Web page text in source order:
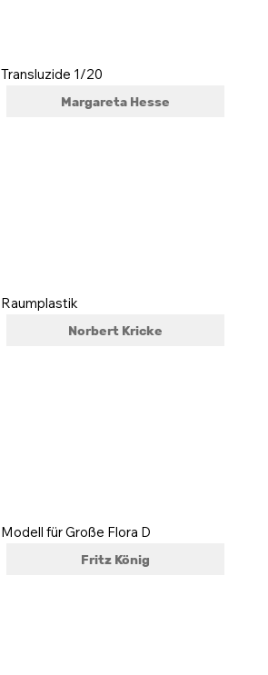
Transluzide 1/20
Margareta Hesse
Raumplastik
Norbert Kricke
Modell für Große Flora D
Fritz König